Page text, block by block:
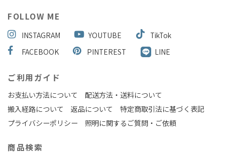
FOLLOW ME
INSTAGRAM YOUTUBE
TikTok
FACEBOOK
PINTEREST LINE
ご利用ガイド
お支払い方法について
配送方法・送料について
搬入経路について
返品について
特定商取引法に基づく表記
プライバシーポリシー
照明に関するご質問・ご依頼
商品検索